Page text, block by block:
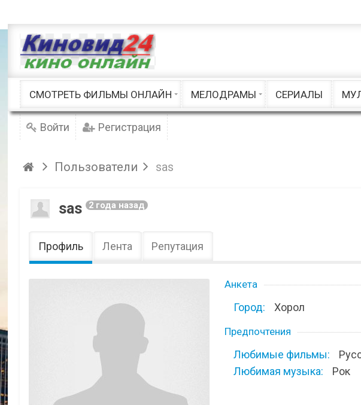
СМОТРЕТЬ ФИЛЬМЫ ОНЛАЙН
Семейные / Детские
Фэнтези
Документальные Шоу / Клипы
МЕЛОДРАМЫ
Русские мелодрамыСЕРИАЛЫ
Войти Регистрация
Пользователи sas
sas 2 года назад
Профиль Лента Репутация
Анкета
Город: Хорол
Предпочтения
Любимые фильмы:
Любимая музыка:
Рок